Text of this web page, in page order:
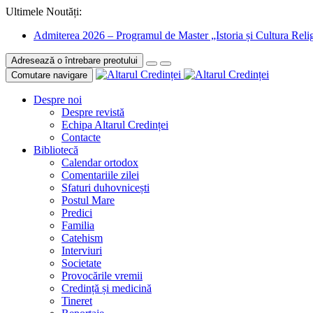
Ultimele Noutăți:
Admiterea 2026 – Programul de Master „Istoria și Cultura
Adresează o întrebare preotului
Comutare navigare
Despre noi
Despre revistă
Echipa Altarul Credinței
Contacte
Bibliotecă
Calendar ortodox
Comentariile zilei
Sfaturi duhovnicești
Postul Mare
Predici
Familia
Catehism
Interviuri
Societate
Provocările vremii
Credință și medicină
Tineret